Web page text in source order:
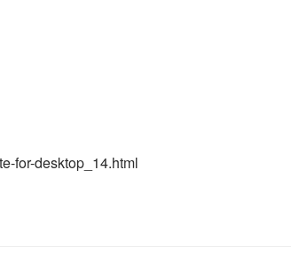
for-desktop_14.html